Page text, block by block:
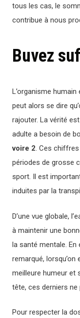
tous les cas, le
contribue à nous
Buvez
L’organisme humain
peut alors se dire
rajouter. La vérité
adulte a besoin de
voire 2. Ces
périodes de grosse
sport. Il est
induites par la
D’une vue globale,
à maintenir une
la santé mentale. En
remarqué,
meilleure humeur et
tête, ces derniers ne
Pour respecter la